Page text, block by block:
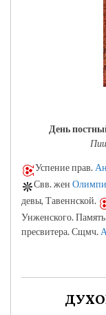
День
Успение прав.
Свв. жен
девы, Тавеннской.
Унженского. Память
пресвитера. Сщмч.